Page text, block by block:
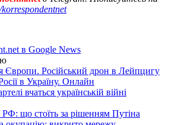
в Google News
Європи. Російський дрон в Лейпцигу
в Україну. Онлайн
вчаться українській війні
РФ: що стоїть за рішенням Путіна